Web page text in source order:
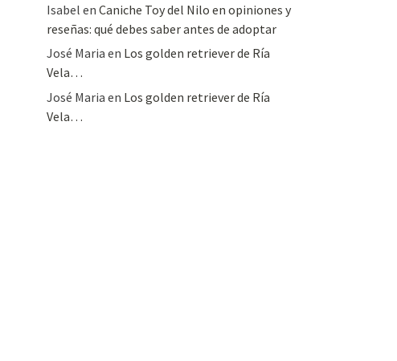
Isabel en Caniche Toy del Nilo en opiniones y
reseñas: qué debes saber antes de adoptar
José Maria en Los golden retriever de Ría
Vela…
José Maria en Los golden retriever de Ría
Vela…